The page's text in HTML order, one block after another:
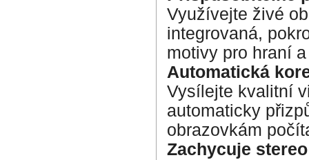
Využívejte živé
integrovaná,
motivy pro hraní
Automatická
Vysílejte kvalitní
automaticky
obrazovkám
Zachycuje